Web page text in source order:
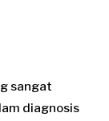
sangat
diagnosis